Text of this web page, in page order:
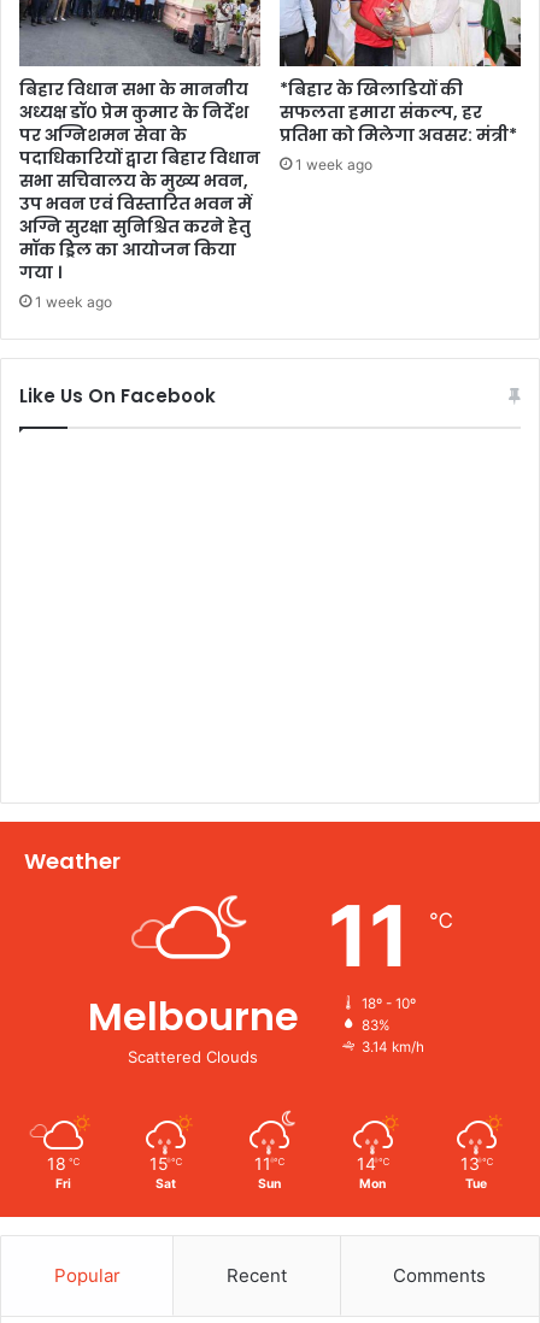
बिहार विधान सभा के माननीय
अध्यक्ष डॉ० प्रेम कुमार के निर्देश
पर अग्निशमन सेवा के
पदाधिकारियों द्वारा बिहार विधान
सभा सचिवालय के मुख्य भवन,
उप भवन एवं विस्तारित भवन में
अग्नि सुरक्षा सुनिश्चित करने हेतु
मॉक ड्रिल का आयोजन किया
गया ।
1 week ago
*बिहार के खिलाडियों की
सफलता हमारा संकल्प, हर
प्रतिभा को मिलेगा अवसर: मंत्री*
1 week ago
Like Us On Facebook
Weather
Melbourne
Scattered Clouds
11 ℃
18º - 10º
83%
3.14 km/h
18 ℃
Fri
15 ℃
Sat
11 ℃
Sun
14 ℃
Mon
13 ℃
Tue
Popular Recent Comments